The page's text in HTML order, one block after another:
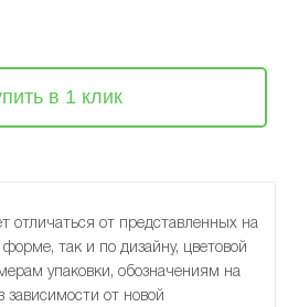
в 1 клик
отличаться от представленных на
так и по дизайну, цветовой
упаковки, обозначениям на
зависимости от новой